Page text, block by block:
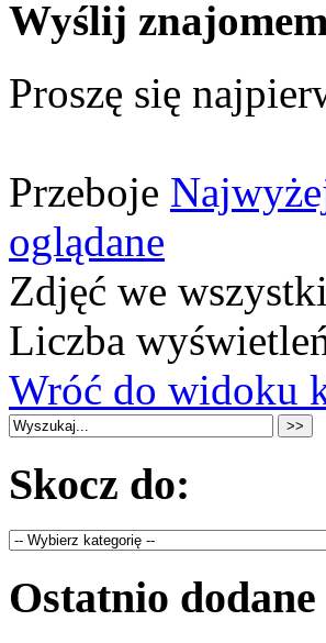
Wyślij
Proszę się
Przeboje
oglądane
Zdjęć we
Liczba
Wróć do widoku
Skocz do:
Ostatnio dodane